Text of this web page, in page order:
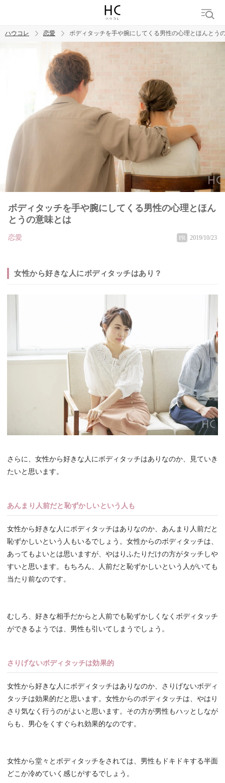
トレンド ワード
ハウコレ 恋愛 ボディタッチを手や腕にしてくる男性の心理とほんとう
ボディタッチを手や腕にしてくる男性の心理とほん
とうの意味とは
恋愛 PR 2019/10/23
女性から好きな人にボディタッチはあり？
さらに、女性から好きな人にボディタッチはありなのか、見ていき
たいと思います。
あんまり人前だと恥ずかしいという人も
女性から好きな人にボディタッチはありなのか、あんまり人前だと
恥ずかしいという人もいるでしょう。女性からのボディタッチは、
あってもよいとは思いますが、やはりふたりだけの方がタッチしや
すいと思います。もちろん、人前だと恥ずかしいという人がいても
当たり前なのです。
むしろ、好きな相手だからと人前でも恥ずかしくなくボディタッチ
ができるようでは、男性も引いてしまうでしょう。
さりげないボディタッチは効果的
女性から好きな人にボディタッチはありなのか、さりげないボディ
タッチは効果的だと思います。女性からのボディタッチは、やはり
さり気なく行うのがよいと思います。その方が男性もハッとしなが
らも、男心をくすぐられ効果的なのです。
女性から堂々とボディタッチをされては、男性もドキドキする半面
どこか冷めていく感じがするでしょう。